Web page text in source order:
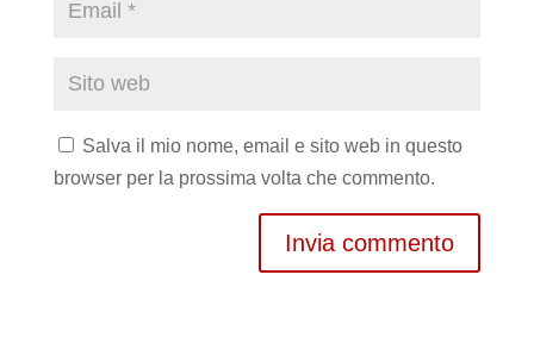
Salva il mio nome, email e sito web in questo
browser per la prossima volta che commento.